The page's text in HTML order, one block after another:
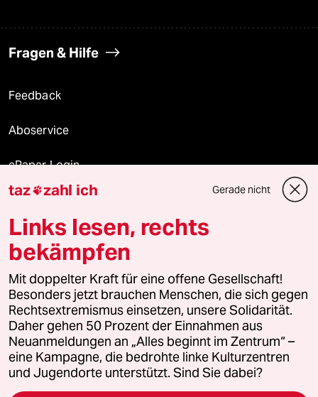
Fragen & Hilfe
Feedback
Aboservice
ePaper Login
Downloads für Abonnierende
© 2026 taz Verlags und Vertriebs GmbH
Alle Rechte vorbehalten. Bei rechtlichen Fragen oder für Genehmigungen
wenden Sie sich bitte an lizenzen@taz.de
Feedback Redaktionsstatut Kommune-Richtlinien
Leitlinie Informant Datenschutz Impressum AGB
taz zahl ich Gerade nicht
Links lesen, rechts
bekämpfen
Mit doppelter Kraft für eine offene Gesellschaft!
Besonders jetzt brauchen Menschen, die sich gegen
Rechtsextremismus einsetzen, unsere Solidarität.
Daher gehen 50 Prozent der Einnahmen aus
Neuanmeldungen an „Alles beginnt im Zentrum“ –
eine Kampagne, die bedrohte linke Kulturzentren
und Jugendorte unterstützt. Sind Sie dabei?